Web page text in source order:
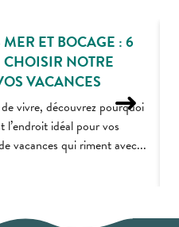
ET BOCAGE : 6
NOTRE
VACANCES
vivre, découvrez pourquoi
l’endroit idéal pour vos
vacances qui riment avec...